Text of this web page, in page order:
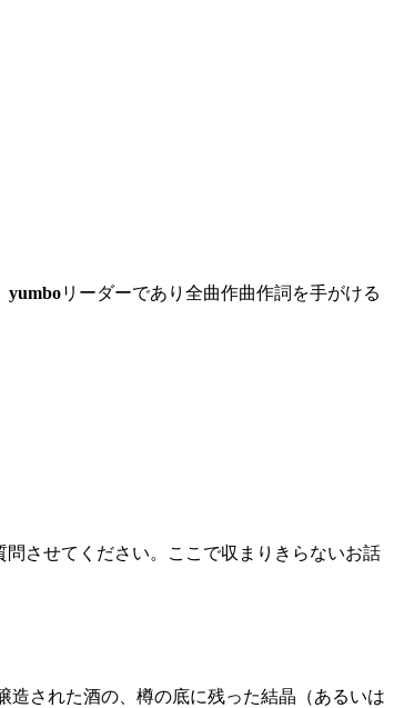
yumboリーダーであり全曲作曲作詞を手がける
させてください。
ここで収まりきらないお話
造された酒の、樽の底に残った結晶（あるいは